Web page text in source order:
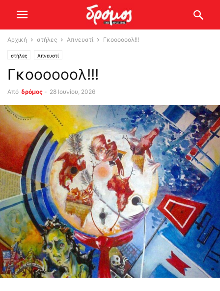
Αρχική στήλες Απνευστί Γκοοοοοολ!!!
στήλες Απνευστί
Γκοοοοοολ!!!
Από δρόμος - 28 Ιουνίου, 2026